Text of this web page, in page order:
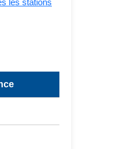
les stations